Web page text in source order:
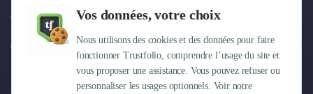
Vos données, votre choix
Nous utilisons des cookies et des données pour faire
fonctionner Trustfolio, comprendre l’usage du site et
vous proposer une assistance. Vous pouvez refuser ou
personnaliser les usages optionnels. Voir notre
Tarifs
Centre d'aide